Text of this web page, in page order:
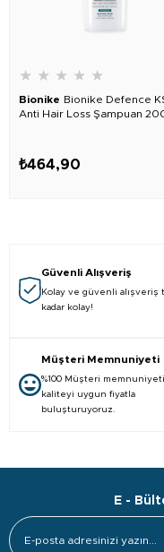
★ ★ ★ ★ ★
Bionike Bionike Defence
Anti Hair Loss Şampuan
₺464,90
Güvenli Alışveriş
Kolay ve güvenli alışveriş
kadar kolay!
Müşteri Memnuniyeti
%100 Müşteri
kaliteyi uygun fiyatla
buluşturuyoruz.
E -